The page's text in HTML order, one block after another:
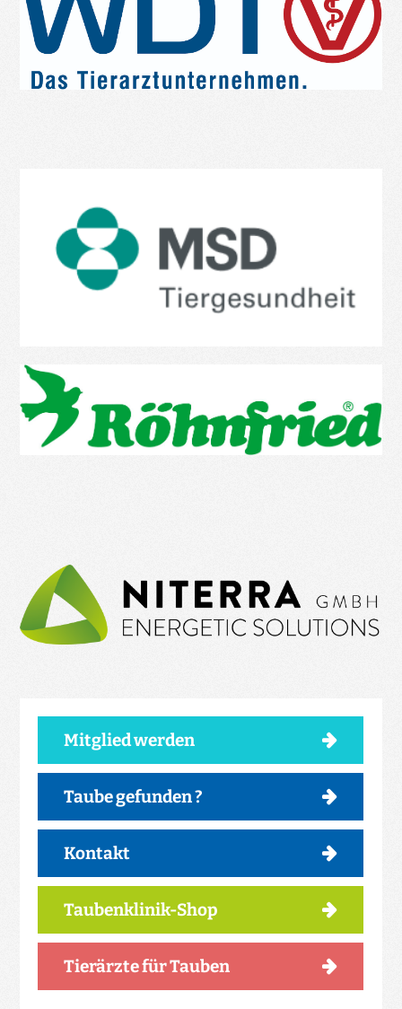
Mitglied werden
Taube gefunden ?
Kontakt
Taubenklinik-Shop
Tierärzte für Tauben